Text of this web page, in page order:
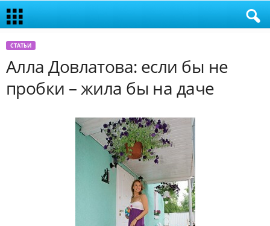
СТАТЬИ
Алла Довлатова: если бы не
пробки – жила бы на даче